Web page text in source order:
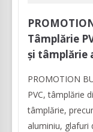
Tâmplărie
și tâmplărie
PROMOTION
PVC, tâmplărie
tâmplărie,
aluminiu, glafuri